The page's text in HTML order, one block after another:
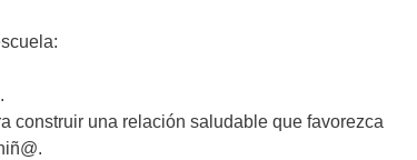
construir una relación saludable que favorezca